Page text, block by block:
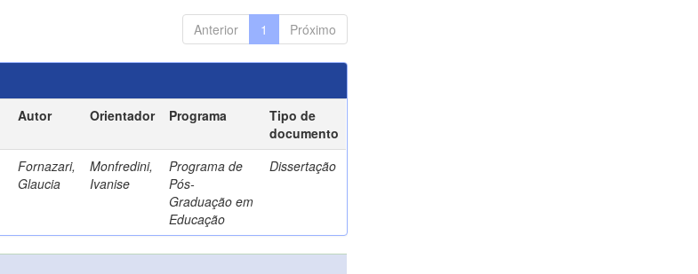
Anterior 1 Próximo
Autor Orientador Programa
Tipo de
documento
Fornazari,
Glaucia
Monfredini,
Ivanise
Programa de
Pós-
Graduação em
Educação
Dissertação